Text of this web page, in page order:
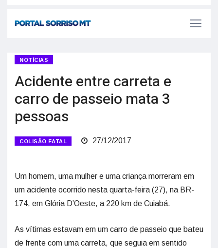
NOTÍCIAS
Acidente entre carreta e
carro de passeio mata 3
pessoas
COLISÃO FATAL 27/12/2017
Um homem, uma mulher e uma criança morreram em
um acidente ocorrido nesta quarta-feira (27), na BR-
174, em Glória D’Oeste, a 220 km de Cuiabá.
As vítimas estavam em um carro de passeio que bateu
de frente com uma carreta, que seguia em sentido